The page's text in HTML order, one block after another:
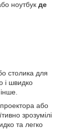
ноутбук де
столика для
і швидко
або
зрозумілі
та легко